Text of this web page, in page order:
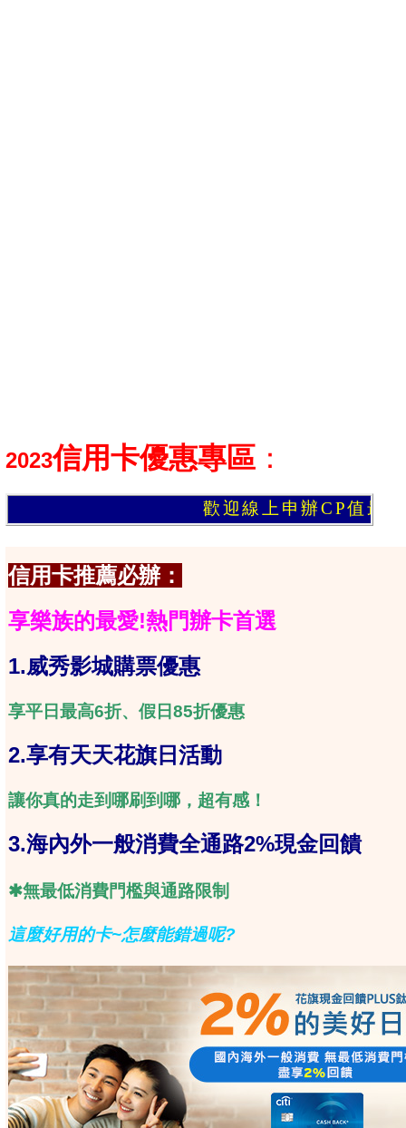
2023信用卡優惠專區 ：
歡迎線上申辦CP值最高信用卡
信用卡推薦必辦：
享樂族的最愛!熱門辦卡首選
1.威秀影城購票優惠
享平日最高6折、假日85折優惠
2.享有天天花旗日活動
讓你真的走到哪刷到哪，超有感！
3.海內外一般消費全通路2%現金回饋
✱無最低消費門檻與通路限制
這麼好用的卡~怎麼能錯過呢?